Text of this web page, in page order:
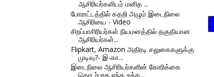
ஆசிரியர்களிடம் மனித ...
போராட்டத்தில் கதறி அழும் இடைநிலை
ஆசிரியை - Video
சிறப்பாசிரியர்கள் நியமனத்தில் தகுதியான
ஆசிரியர்கள்...
Flipkart, Amazon அதிரடி சலுகைகளுக்கு
முடிவு?- இ-கா...
இடைநிலை ஆசிரியர்களின் கோரிக்கை
தொடர்பாக எந்த உத்த...